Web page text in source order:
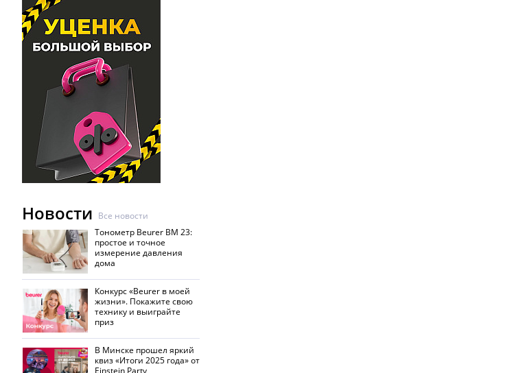
Новости Все новости
Тонометр Beurer BM 23:
простое и точное
измерение давления
дома
Конкурс «Beurer в моей
жизни». Покажите свою
технику и выиграйте
приз
В Минске прошел яркий
квиз «Итоги 2025 года» от
Einstein Party